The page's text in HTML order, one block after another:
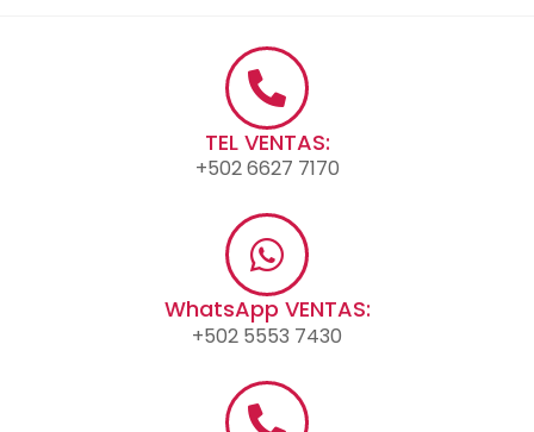
TEL VENTAS:
+502 6627 7170
WhatsApp VENTAS:
+502 5553 7430